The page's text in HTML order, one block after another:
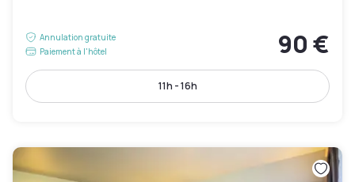
Annulation gratuite
Paiement à l'hôtel
90 €
11h - 16h